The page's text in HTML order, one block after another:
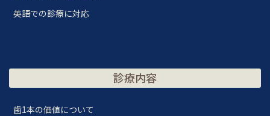
英語での診療に対応
診療内容
歯1本の価値について